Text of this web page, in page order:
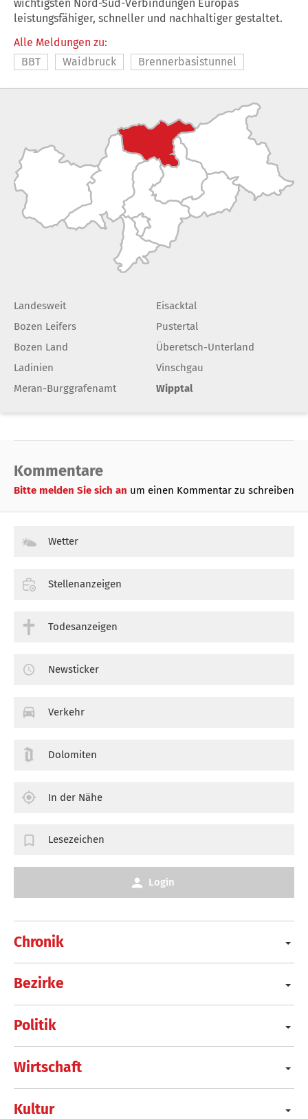
wichtigsten Nord-Süd-Verbindungen Europas
leistungsfähiger, schneller und nachhaltiger gestaltet.
Alle Meldungen zu:
BBT
Waidbruck Brennerbasistunnel
Landesweit
Bozen Leifers
Bozen Land
Ladinien
Meran-Burggrafenamt
Eisacktal
Pustertal
Überetsch-Unterland
Vinschgau
Wipptal
Kommentare
Bitte melden Sie sich an um einen Kommentar zu schreiben
Chronik
Bezirke
Politik
Wirtschaft
Kultur
Wetter
Stellenanzeigen
Todesanzeigen
Newsticker
Verkehr
Dolomiten
In der Nähe
Lesezeichen
Login